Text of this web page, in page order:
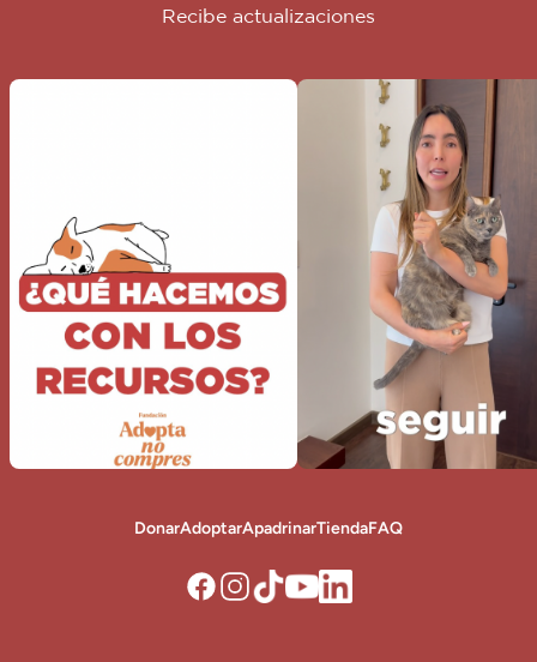
Recibe actualizaciones
DonarAdoptarApadrinarTiendaFAQ